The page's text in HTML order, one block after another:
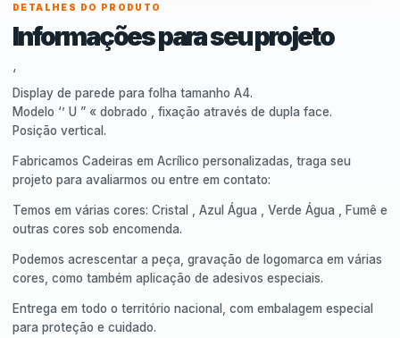
DETALHES DO PRODUTO
Informações para seu projeto
‘
Display de parede para folha tamanho A4.
Modelo ‘’ U ” « dobrado , fixação através de dupla face.
Posição vertical.
Fabricamos Cadeiras em Acrílico personalizadas, traga seu
projeto para avaliarmos ou entre em contato:
Temos em várias cores: Cristal , Azul Água , Verde Água , Fumê e
outras cores sob encomenda.
Podemos acrescentar a peça, gravação de logomarca em várias
cores, como também aplicação de adesivos especiais.
Entrega em todo o território nacional, com embalagem especial
para proteção e cuidado.